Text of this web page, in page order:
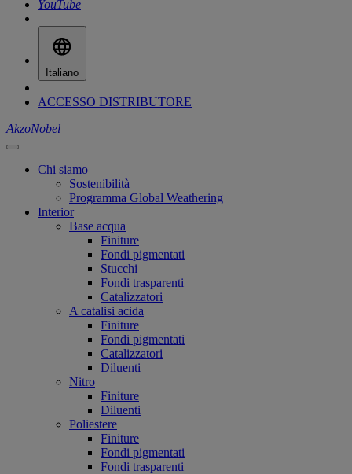
YouTube
Italiano
ACCESSO DISTRIBUTORE
AkzoNobel
Chi siamo
Sostenibilità
Programma Global Weathering
Interior
Base acqua
Finiture
Fondi pigmentati
Stucchi
Fondi trasparenti
Catalizzatori
A catalisi acida
Finiture
Fondi pigmentati
Catalizzatori
Diluenti
Nitro
Finiture
Diluenti
Poliestere
Finiture
Fondi pigmentati
Fondi trasparenti